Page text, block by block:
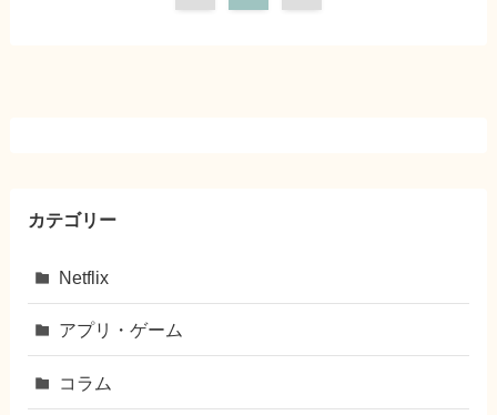
カテゴリー
Netflix
アプリ・ゲーム
コラム